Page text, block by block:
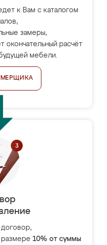
к Вам с каталогом
замеры,
окончательный расчёт
мебели.
размере 10% от суммы